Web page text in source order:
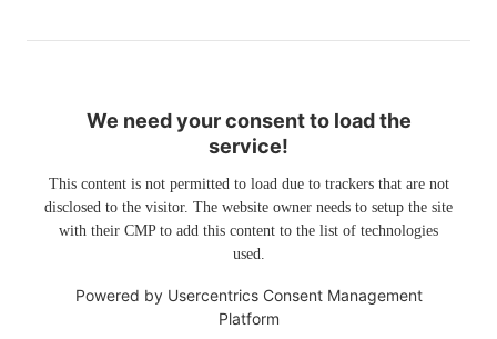
We need your consent to load the
service!
This content is not permitted to load due to trackers that are not
disclosed to the visitor. The website owner needs to setup the site
with their CMP to add this content to the list of technologies
used.
Powered by Usercentrics Consent Management
Platform